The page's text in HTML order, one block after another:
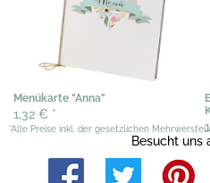
Menükarte "Anna"
1,32 € *
*Alle Preise inkl. der gesetzlichen
Besucht uns